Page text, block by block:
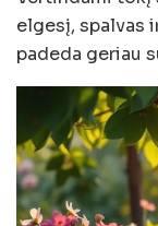
elgesį, spalvas
padeda geriau